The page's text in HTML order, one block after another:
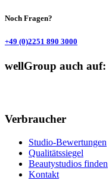
Noch Fragen?
+49 (0)2251 890 3000
wellGroup auch auf:
Verbraucher
Studio-Bewertungen
Qualitätssiegel
Beautystudios finden
Kontakt